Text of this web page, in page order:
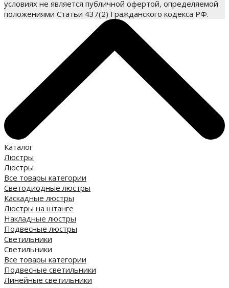
условиях не является публичной офертой, определяемой
положениями Статьи 437(2) Гражданского кодекса РФ.
Каталог
Люстры
Люстры
Все товары категории
Светодиодные люстры
Каскадные люстры
Люстры на штанге
Накладные люстры
Подвесные люстры
Светильники
Светильники
Все товары категории
Подвесные светильники
Линейные светильники